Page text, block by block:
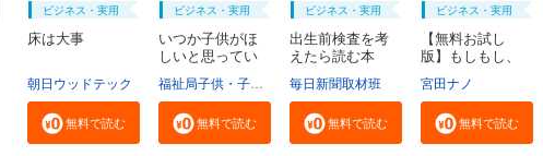
ビジネス・実用
床は大事
朝日ウッドテック
無料で読む
ビジネス・実用
いつか子供がほ
しいと思ってい
東京都
無料で読む
ビジネス・実用
出生前検査を考
えたら読む本
毎日新聞取材班
無料で読む
ビジネス・実用
【無料お試し
版】もしもし、
宮田ナノ
無料で読む